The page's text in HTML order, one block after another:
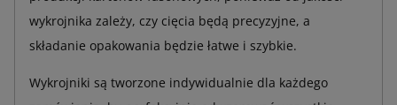
wykrojnika zależy, czy cięcia będą precyzyjne, a
składanie opakowania będzie łatwe i szybkie.
Wykrojniki są tworzone indywidualnie dla każdego